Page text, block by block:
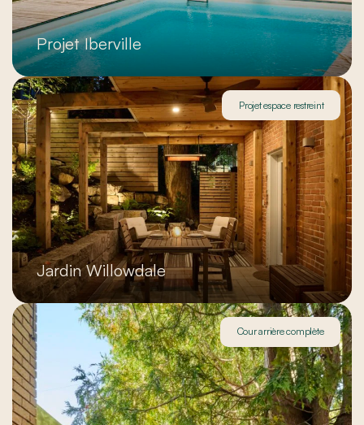
Projet Iberville
Jardin Willowdale
Projet espace restreint
Cour arrière complète